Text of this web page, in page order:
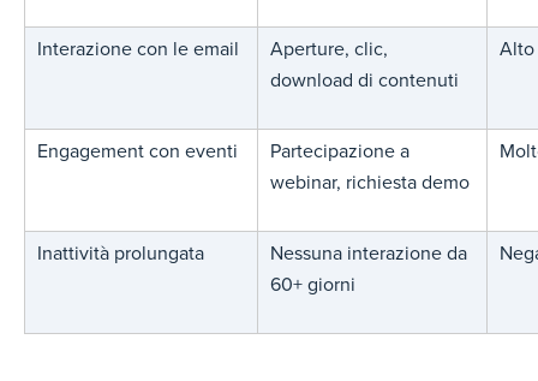
Interazione con le email
Aperture, clic,
download di contenuti
Alto
Engagement con eventi
Partecipazione a
webinar, richiesta demo
Inattività prolungata
Nessuna interazione da
60+ giorni